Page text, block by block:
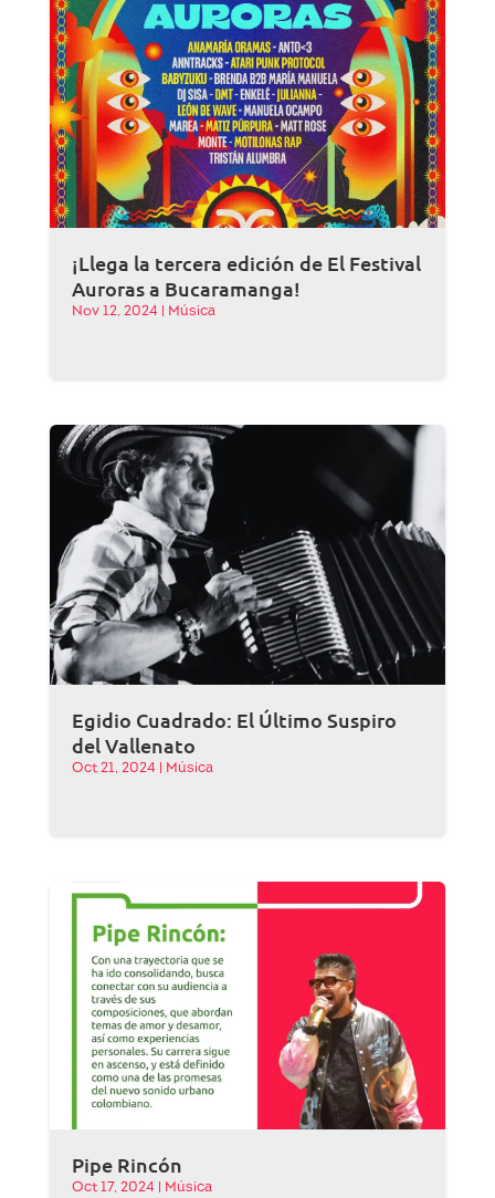
¡Llega la tercera edición de El Festival
Auroras a Bucaramanga!
Nov 12, 2024 Música
Egidio Cuadrado: El Último Suspiro
del Vallenato
Oct 21, 2024 Música
Pipe Rincón
Oct 17, 2024 Música